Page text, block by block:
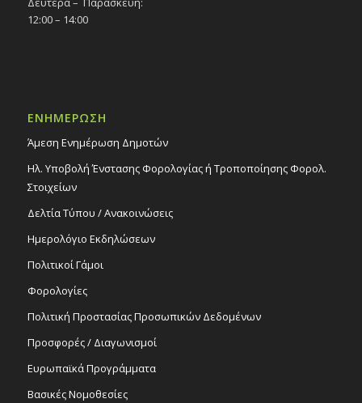
12:00 – 14:00
ΕΝΗΜΕΡΩΣΗ
Άμεση Ενημέρωση Δημοτών
Ηλ. Υποβολή Ένστασης Φορολογίας ή Τροποποίησης Φορολ.
Στοιχείων
Δελτία Τύπου / Ανακοινώσεις
Ημερολόγιο Εκδηλώσεων
Πολιτικοί Γάμοι
Φορολογίες
Πολιτική Προστασίας Προσωπικών Δεδομένων
Προσφορές / Διαγωνισμοί
Ευρωπαϊκά Προγράμματα
Βασικές Νομοθεσίες